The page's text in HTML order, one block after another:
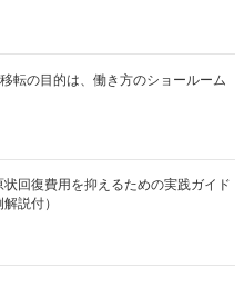
転の目的は、働き方のショールーム
回復費用を抑えるための実践ガイド
説付）